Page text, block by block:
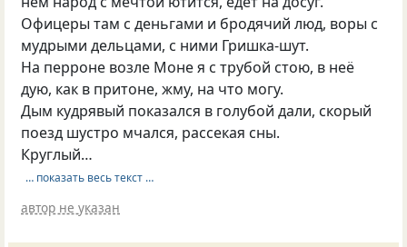
Офицеры там с деньгами и бродячий люд, воры с
мудрыми дельцами, с ними Гришка-шут.
На перроне возле Моне я с трубой стою, в неё
дую, как в притоне, жму, на что могу.
Дым кудрявый показался в голубой дали, скорый
поезд шустро мчался, рассекая сны.
Круглый…
… показать весь текст …
автор не указан